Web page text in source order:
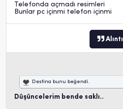
Telefonda açmadı resimleri
Bunlar pc içinmi telefon içinmi
Alıntı
Destina bunu beğendi.
Düşüncelerim bende saklı..